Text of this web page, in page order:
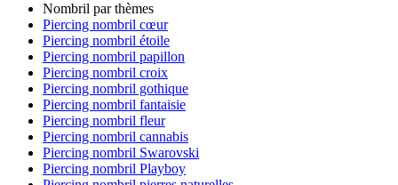
Nombril par thèmes
Piercing nombril cœur
Piercing nombril étoile
Piercing nombril papillon
Piercing nombril croix
Piercing nombril gothique
Piercing nombril fantaisie
Piercing nombril fleur
Piercing nombril cannabis
Piercing nombril Swarovski
Piercing nombril Playboy